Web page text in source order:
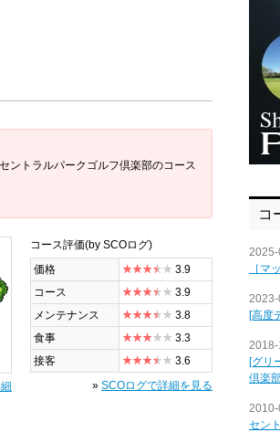
セントラルパークゴルフ倶楽部のコース
コース評価(by SCOログ)
価格
3.9
コース
3.9
メンテナンス
3.8
食事
3.3
接客
3.6
» SCOログで詳細を見る
コ
［マ
2023-
[高度
[グリ
倶楽
セン